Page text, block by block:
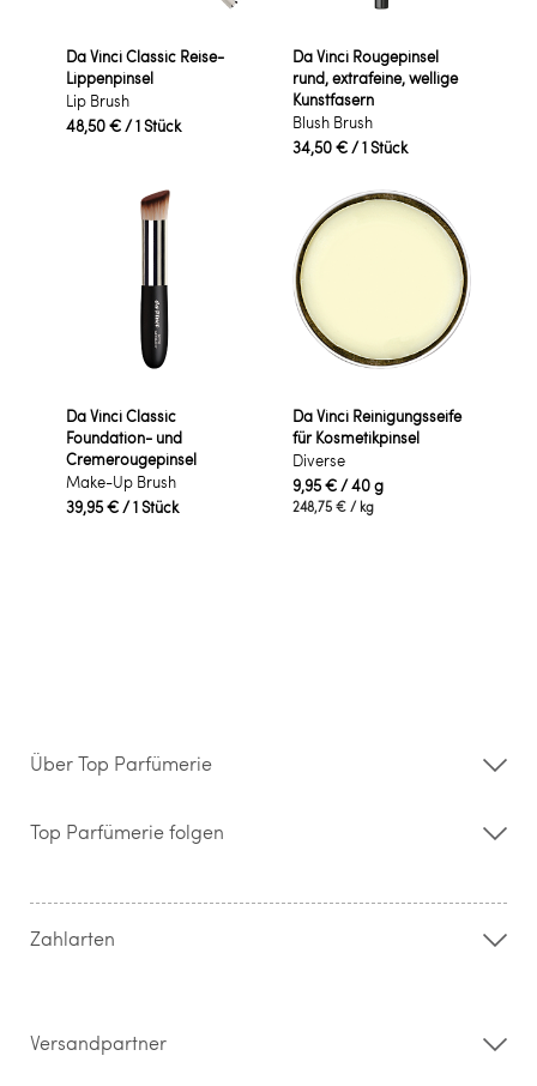
Da Vinci Classic Reise-
Lippenpinsel
Lip Brush
48,50 €/ 1 Stück
Da Vinci Rougepinsel
rund, extrafeine, wellige
Kunstfasern
Blush Brush
34,50 €/ 1 Stück
Da Vinci Classic
Foundation- und
Cremerougepinsel
Make-Up Brush
39,95 €/ 1 Stück
Da Vinci Reinigungsseife
für Kosmetikpinsel
Diverse
9,95 €/ 40 g
248,75 € / kg
Über Top Parfümerie
Storefinder
Kontakt
Widerrufsrecht & Rückgabebedingungen
Top Parfümerie folgen
Zahlarten
Versandpartner